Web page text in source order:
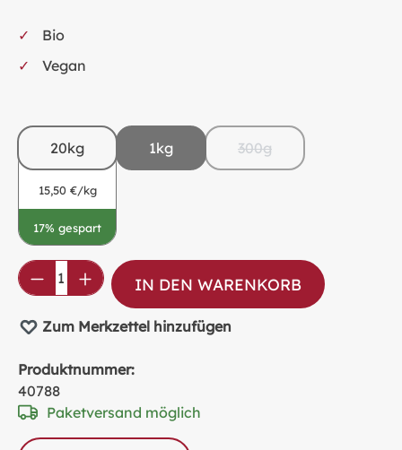
Bio
Vegan
20kg
15,50 €/kg
17% gespart
1kg 300g
Produkt Anzahl: Gib den gewünschten
IN DEN WARENKORB
Zum Merkzettel hinzufügen
Produktnummer:
40788
Paketversand möglich